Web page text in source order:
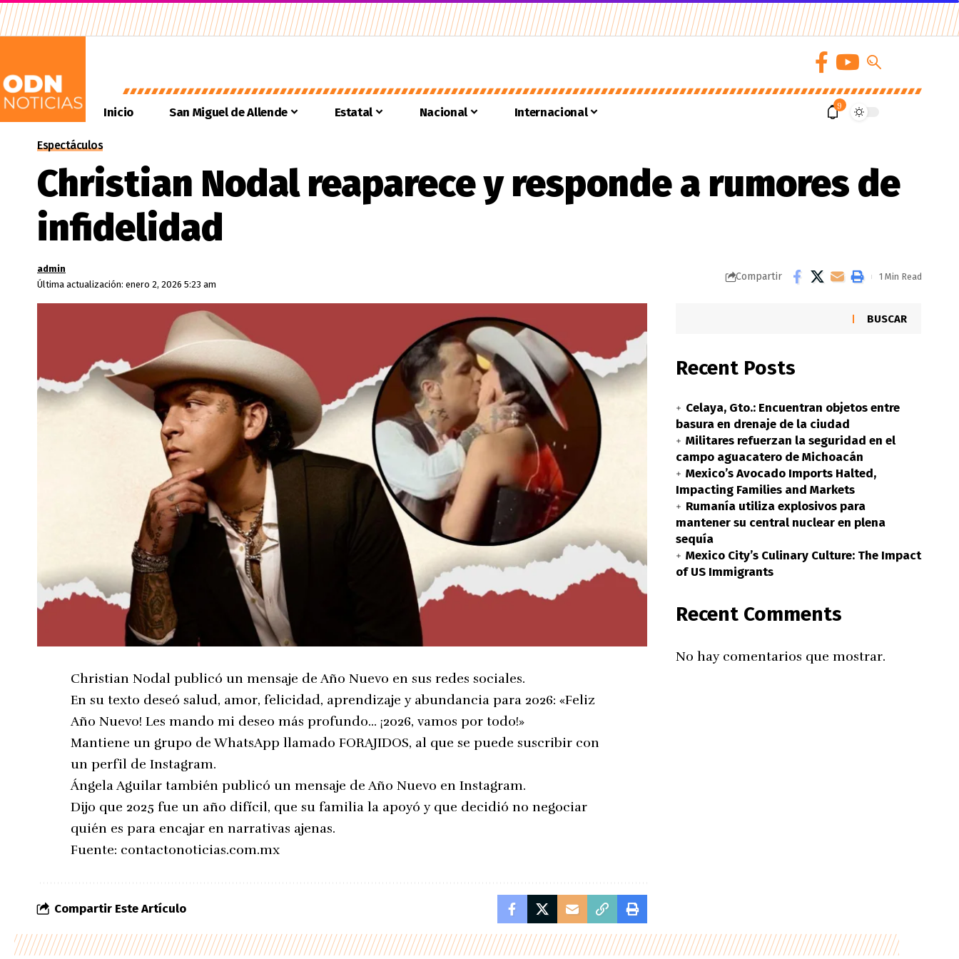
Inicio San Miguel de Allende Estatal Nacional Internacional 9
Espectáculos
Christian Nodal reaparece y responde a rumores de
infidelidad
Última actualización: enero 2, 2026 5:23 am
admin
Compartir 1 Min Read
Christian Nodal publicó un mensaje de Año Nuevo en sus redes sociales.
En su texto deseó salud, amor, felicidad, aprendizaje y abundancia para 2026: «Feliz
Año Nuevo! Les mando mi deseo más profundo… ¡2026, vamos por todo!»
Mantiene un grupo de WhatsApp llamado FORAJIDOS, al que se puede suscribir con
un perfil de Instagram.
Ángela Aguilar también publicó un mensaje de Año Nuevo en Instagram.
Dijo que 2025 fue un año difícil, que su familia la apoyó y que decidió no negociar
quién es para encajar en narrativas ajenas.
Fuente: contactonoticias.com.mx
Compartir Este Artículo
BUSCAR
Recent Posts
Celaya, Gto.: Encuentran objetos entre
basura en drenaje de la ciudad
Militares refuerzan la seguridad en el
campo aguacatero de Michoacán
Mexico’s Avocado Imports Halted,
Impacting Families and Markets
Rumanía utiliza explosivos para
mantener su central nuclear en plena
sequía
Mexico City’s Culinary Culture: The Impact
of US Immigrants
Recent Comments
No hay comentarios que mostrar.